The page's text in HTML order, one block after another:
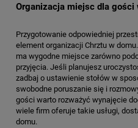
Organizacja miejsc dla gości
Przygotowanie odpowiedniej
element organizacji Chrztu w
ma wygodne miejsce zarówno
przyjęcia. Jeśli planujesz
zadbaj o ustawienie stołów w
swobodne poruszanie się i
gości warto rozważyć wynajęcie
wiele firm oferuje takie usługi,
domu.